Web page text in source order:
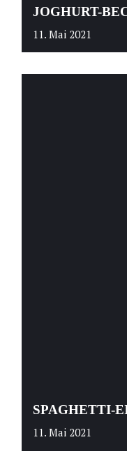
JOGHURT-
11. Mai 2021
SPAGHETTI-
11. Mai 2021